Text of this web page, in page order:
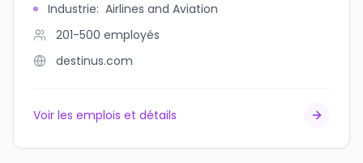
Industrie: Airlines and Aviation
201-500 employés
destinus.com
Voir les emplois et détails